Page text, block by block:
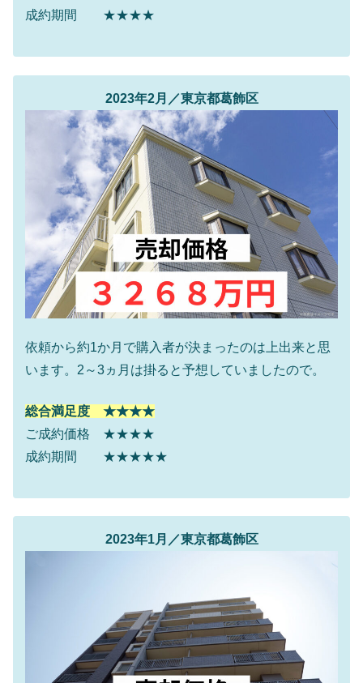
成約期間 ★★★★
2023年2月／東京都葛飾区
依頼から約1か月で購入者が決まったのは上出来と思
います。2～3ヵ月は掛ると予想していましたので。
総合満足度 ★★★★
ご成約価格 ★★★★
成約期間 ★★★★★
2023年1月／東京都葛飾区